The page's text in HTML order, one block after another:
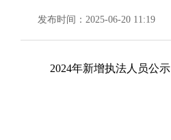
发布时间：2025-06-20 11:19
2024年新增执法人员公示